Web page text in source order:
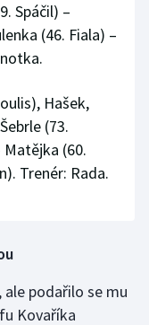
Spáčil) –
(46. Fiala) –
Hašek,
(73.
Matějka (60.
Trenér: Rada.
ale podařilo se mu
Kovaříka